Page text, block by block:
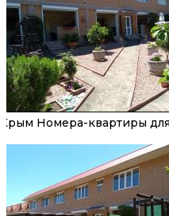
Крым Номера-квартиры